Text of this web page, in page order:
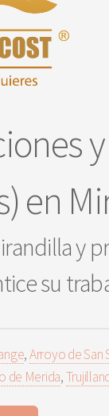
en
y
su
,Arroyo de San
de Merida,